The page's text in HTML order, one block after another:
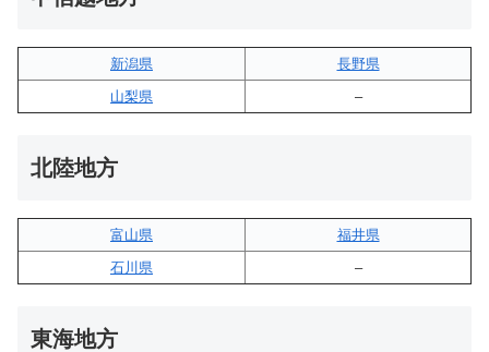
新潟県
長野県
山梨県
–
北陸地方
富山県
福井県
石川県
–
東海地方